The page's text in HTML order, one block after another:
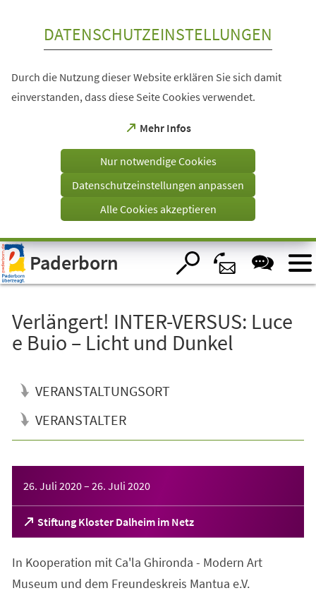
Visuelle
Assistenzsoftware
öffnen.
DATENSCHUTZEINSTELLUNGEN
Durch die Nutzung dieser Website erklären Sie sich damit
einverstanden, dass diese Seite Cookies verwendet.
Mehr Infos
(Öffnet
einem
Tab)
Nur notwendige Cookies
Datenschutzeinstellungen anpassen
Alle Cookies akzeptieren
Paderborn
Verlängert! INTER-VERSUS: Luce
e Buio – Licht und Dunkel
VERANSTALTUNGSORT
VERANSTALTER
26. Juli 2020– 26. Juli 2020
Stiftung Kloster Dalheim im Netz
(Öffnet
in
neuen
In Kooperation mit Ca'la Ghironda - Modern Art
Museum und dem Freundeskreis Mantua e.V.